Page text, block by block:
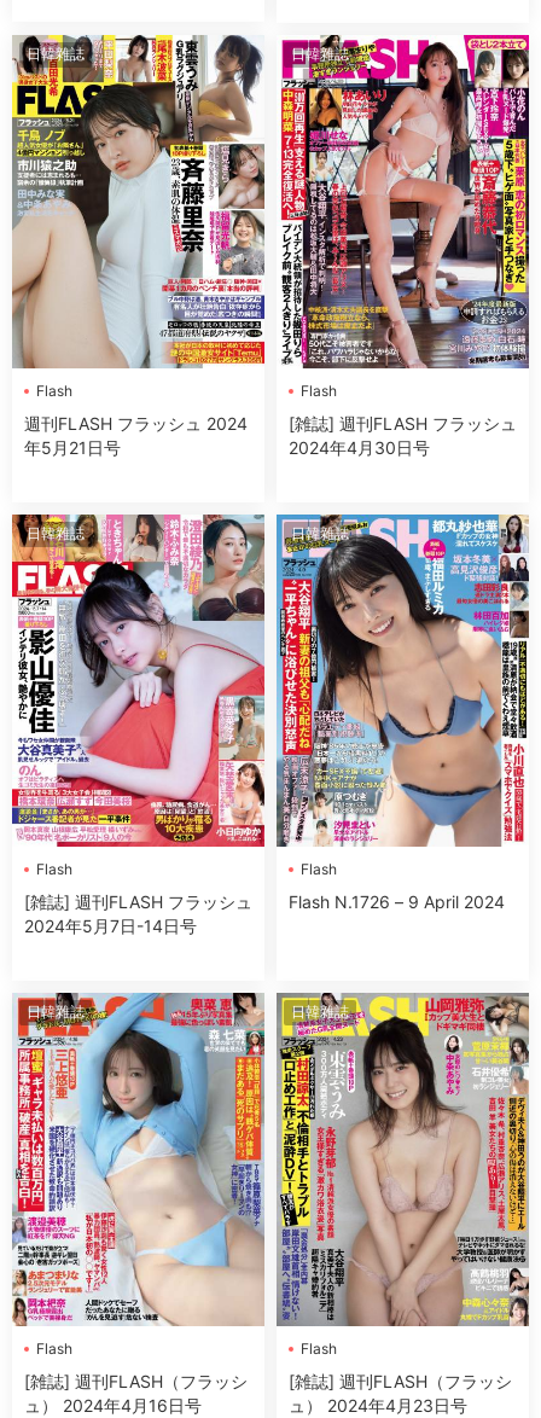
日韓雜誌
Flash
週刊FLASH フラッシュ 2024
年5月21日号
日韓雜誌
Flash
[雑誌] 週刊FLASH フラッシュ
2024年4月30日号
日韓雜誌
Flash
[雑誌] 週刊FLASH フラッシュ
2024年5月7日-14日号
日韓雜誌
Flash
Flash N.1726 – 9 April 2024
日韓雜誌
Flash
[雑誌] 週刊FLASH（フラッシ
ュ） 2024年4月16日号
日韓雜誌
Flash
[雑誌] 週刊FLASH（フラッシ
ュ） 2024年4月23日号